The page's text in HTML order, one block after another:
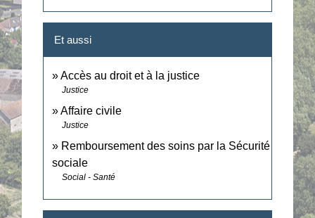
Et aussi
Accès au droit et à la justice
Justice
Affaire civile
Justice
Remboursement des soins par la Sécurité
sociale
Social - Santé